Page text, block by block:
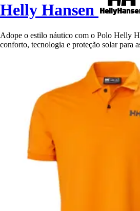
Helly Hansen
Adope o estilo náutico com o Polo Helly
conforto, tecnologia e proteção solar para